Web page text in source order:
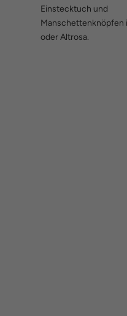
Einstecktuch und
Manschettenknöpfen
oder Altrosa.